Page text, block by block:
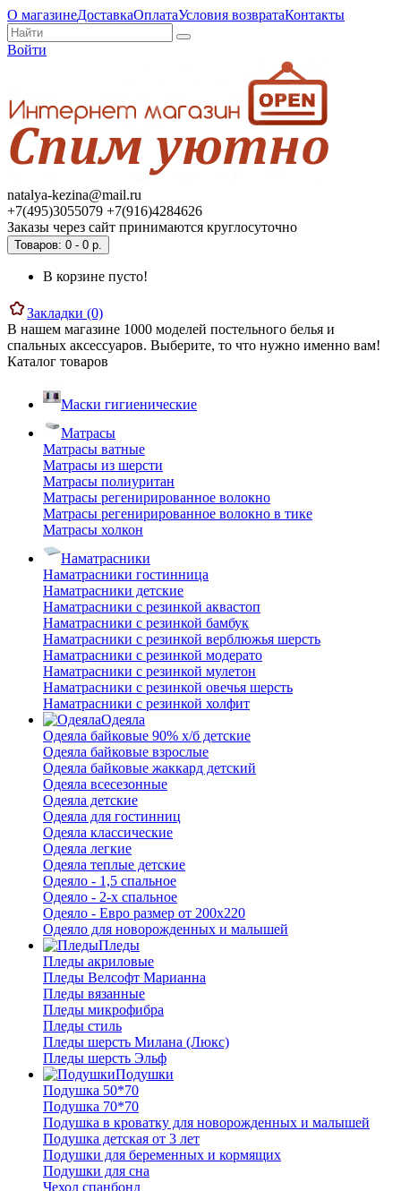
О магазинеДоставкаОплатаУсловия возвратаКонтакты
Войти
natalya-kezina@mail.ru
+7(495)3055079 +7(916)4284626
Заказы через сайт принимаются круглосуточно
Товаров: 0 - 0 р.
В корзине пусто!
Закладки (0)
В нашем магазине 1000 моделей постельного белья и
спальных аксессуаров. Выберите, то что нужно именно вам!
Каталог товаров
Маски гигиенические
Матрасы
Матрасы ватные
Матрасы из шерсти
Матрасы полиуритан
Матрасы регенирированное волокно
Матрасы регенирированное волокно в тике
Матрасы холкон
Наматрасники
Наматрасники гостинница
Наматрасники детские
Наматрасники с резинкой аквастоп
Наматрасники с резинкой бамбук
Наматрасники с резинкой верблюжья шерсть
Наматрасники с резинкой модерато
Наматрасники с резинкой мулетон
Наматрасники с резинкой овечья шерсть
Наматрасники с резинкой холфит
Одеяла
Одеяла байковые 90% х/б детские
Одеяла байковые взрослые
Одеяла байковые жаккард детский
Одеяла всесезонные
Одеяла детские
Одеяла для гостинниц
Одеяла классические
Одеяла легкие
Одеяла теплые детские
Одеяло - 1,5 спальное
Одеяло - 2-х спальное
Одеяло - Евро размер от 200х220
Одеяло для новорожденных и малышей
Пледы
Пледы акриловые
Пледы Велсофт Марианна
Пледы вязанные
Пледы микрофибра
Пледы стиль
Пледы шерсть Милана (Люкс)
Пледы шерсть Эльф
Подушки
Подушка 50*70
Подушка 70*70
Подушка в кроватку для новорожденных и малышей
Подушка детская от 3 лет
Подушки для беременных и кормящих
Подушки для сна
Чехол спанбонд